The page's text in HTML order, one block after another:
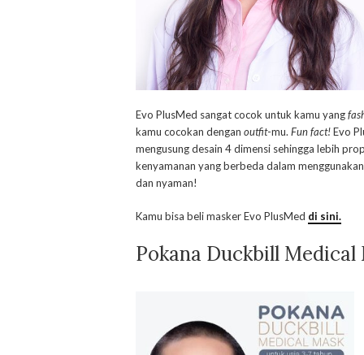
Evo PlusMed sangat cocok untuk kamu yang
kamu cocokan dengan outfit-mu. Fun fact!Evo
mengusung desain 4 dimensi sehingga lebih
kenyamanan yang berbeda dalam
dan nyaman!
Kamu bisa beli masker Evo PlusMed di sini.
Pokana Duckbill Medical